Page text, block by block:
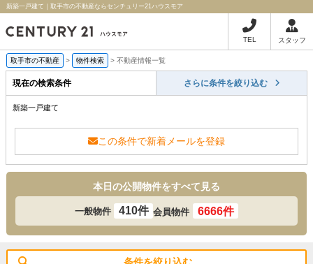
新築一戸建て｜取手市の不動産ならセンチュリー21ハウスモア
TEL スタッフ
取手市の不動産 > 物件検索 > 不動産情報一覧
現在の検索条件 さらに条件を絞り込む
新築一戸建て
この条件で新着メールを登録
本日の公開物件をすべて見る
一般物件 410件 会員物件 6666件
条件を絞り込む